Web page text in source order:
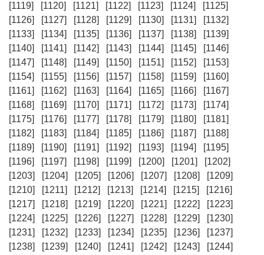
[1119]
[1120] [1121] [1122] [1123] [1124]
[1125]
[1126]
[1127] [1128] [1129] [1130] [1131]
[1132]
[1133]
[1134] [1135] [1136] [1137] [1138]
[1139]
[1140]
[1141] [1142] [1143] [1144] [1145]
[1146]
[1147]
[1148] [1149] [1150] [1151] [1152]
[1153]
[1154]
[1155] [1156] [1157] [1158] [1159]
[1160]
[1161]
[1162] [1163] [1164] [1165] [1166]
[1167]
[1168]
[1169] [1170] [1171] [1172] [1173]
[1174]
[1175]
[1176] [1177] [1178] [1179] [1180]
[1181]
[1182]
[1183] [1184] [1185] [1186] [1187]
[1188]
[1189]
[1190] [1191] [1192] [1193] [1194]
[1195]
[1196]
[1197] [1198] [1199] [1200] [1201]
[1202]
[1203]
[1204] [1205] [1206] [1207] [1208]
[1209]
[1210]
[1211] [1212] [1213] [1214] [1215]
[1216]
[1217]
[1218] [1219] [1220] [1221] [1222]
[1223]
[1224]
[1225] [1226] [1227] [1228] [1229]
[1230]
[1231]
[1232] [1233] [1234] [1235] [1236]
[1237]
[1238]
[1239] [1240] [1241] [1242] [1243]
[1244]